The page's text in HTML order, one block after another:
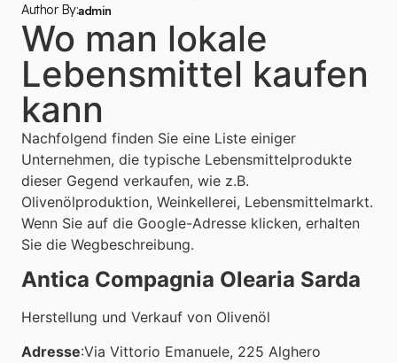
Author By:admin
Wo man lokale
Lebensmittel kaufen
kann
Nachfolgend finden Sie eine Liste einiger
Unternehmen, die typische Lebensmittelprodukte
dieser Gegend verkaufen, wie z.B.
Olivenölproduktion, Weinkellerei, Lebensmittelmarkt.
Wenn Sie auf die Google-Adresse klicken, erhalten
Sie die Wegbeschreibung.
Antica Compagnia Olearia Sarda
Herstellung und Verkauf von Olivenöl
Adresse:Via Vittorio Emanuele, 225 Alghero